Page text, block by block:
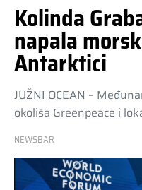
Kolinda
napala
Antarktici
JUŽNI OCEAN –
okoliša Greenpeace i
NEWSBAR